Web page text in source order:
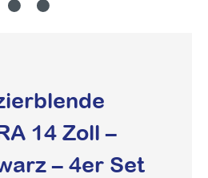
14 Zoll –
– 4er Set